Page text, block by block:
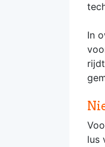
In
lus